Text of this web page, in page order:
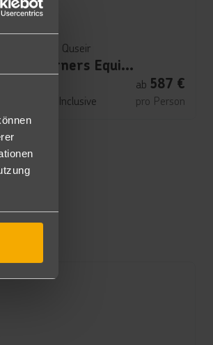
Marsa Alam & Quseir
Three Corners Equinox Beach Resort
All Inclusive
ab 587 €
pro Person